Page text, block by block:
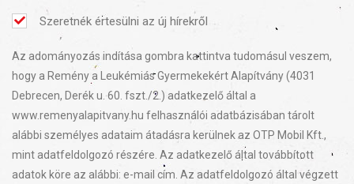
Szeretnék értesülni az új hírekről
Az adományozás indítása gombra kattintva tudomásul veszem,
hogy a Remény a Leukémiás Gyermekekért Alapítvány (4031
Debrecen, Derék u. 60. fszt./2.) adatkezelő által a
www.remenyalapitvany.hu felhasználói adatbázisában tárolt
alábbi személyes adataim átadásra kerülnek az OTP Mobil Kft.,
mint adatfeldolgozó részére. Az adatkezelő által továbbított
adatok köre az alábbi: e-mail cím. Az adatfeldolgozó által végzett